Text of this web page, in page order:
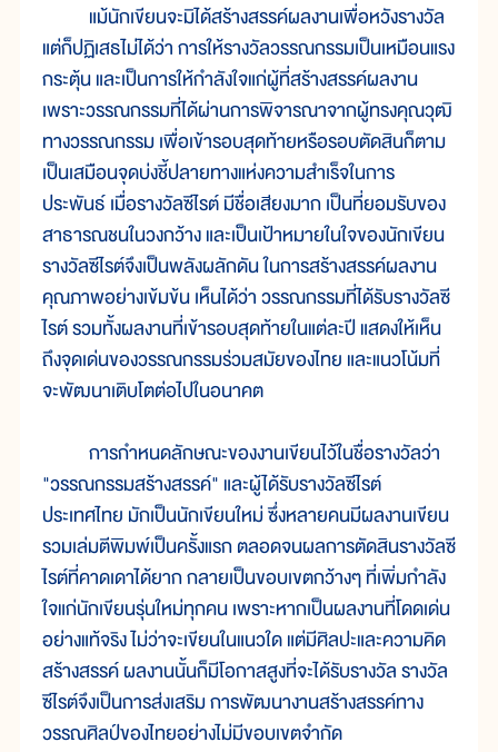
แม้นักเขียนจะมิได้สร้างสรรค์ผลงานเพื่อหวังรางวัล
แต่ก็ปฏิเสธไม่ได้ว่า การให้รางวัลวรรณกรรมเป็นเหมือนแรง
กระตุ้น และเป็นการให้กำลังใจแก่ผู้ที่สร้างสรรค์ผลงาน
เพราะวรรณกรรมที่ได้ผ่านการพิจารณาจากผู้ทรงคุณวุฒิ
ทางวรรณกรรม เพื่อเข้ารอบสุดท้ายหรือรอบตัดสินก็ตาม
เป็นเสมือนจุดบ่งชี้ปลายทางแห่งความสำเร็จในการ
ประพันธ์ เมื่อรางวัลซีไรต์ มีชื่อเสียงมาก เป็นที่ยอมรับของ
สาธารณชนในวงกว้าง และเป็นเป้าหมายในใจของนักเขียน
รางวัลซีไรต์จึงเป็นพลังผลักดัน ในการสร้างสรรค์ผลงาน
คุณภาพอย่างเข้มข้น เห็นได้ว่า วรรณกรรมที่ได้รับรางวัลซี
ไรต์ รวมทั้งผลงานที่เข้ารอบสุดท้ายในแต่ละปี แสดงให้เห็น
ถึงจุดเด่นของวรรณกรรมร่วมสมัยของไทย และแนวโน้มที่
จะพัฒนาเติบโตต่อไปในอนาคต
การกำหนดลักษณะของงานเขียนไว้ในชื่อรางวัลว่า
"วรรณกรรมสร้างสรรค์" และผู้ได้รับรางวัลซีไรต์
ประเทศไทย มักเป็นนักเขียนใหม่ ซึ่งหลายคนมีผลงานเขียน
รวมเล่มตีพิมพ์เป็นครั้งแรก ตลอดจนผลการตัดสินรางวัลซี
ไรต์ที่คาดเดาได้ยาก กลายเป็นขอบเขตกว้างๆ ที่เพิ่มกำลัง
ใจแก่นักเขียนรุ่นใหม่ทุกคน เพราะหากเป็นผลงานที่โดดเด่น
อย่างแท้จริง ไม่ว่าจะเขียนในแนวใด แต่มีศิลปะและความคิด
สร้างสรรค์ ผลงานนั้นก็มีโอกาสสูงที่จะได้รับรางวัล รางวัล
ซีไรต์จึงเป็นการส่งเสริม การพัฒนางานสร้างสรรค์ทาง
วรรณศิลป์ของไทยอย่างไม่มีขอบเขตจำกัด